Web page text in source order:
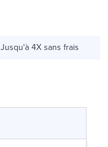
Jusqu'à 4X sans frais